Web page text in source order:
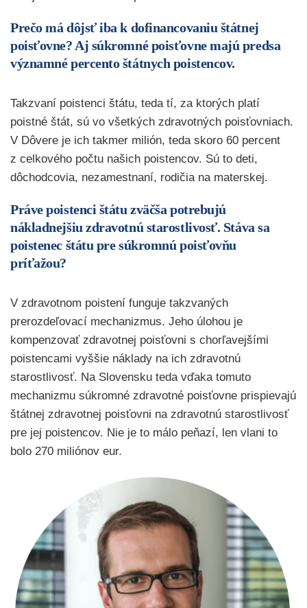
Prečo má dôjsť iba k dofinancovaniu štátnej
poisťovne? Aj súkromné poisťovne majú predsa
významné percento štátnych poistencov.
Takzvaní poistenci štátu, teda tí, za ktorých platí
poistné štát, sú vo všetkých zdravotných poisťovniach.
V Dôvere je ich takmer milión, teda skoro 60 percent
z celkového počtu našich poistencov. Sú to deti,
dôchodcovia, nezamestnaní, rodičia na materskej.
Práve poistenci štátu zväčša potrebujú
nákladnejšiu zdravotnú starostlivosť. Stáva sa
poistenec štátu pre súkromnú poisťovňu
príťažou?
V zdravotnom poistení funguje takzvaných
prerozdeľovací mechanizmus. Jeho úlohou je
kompenzovať zdravotnej poisťovni s chorľavejšími
poistencami vyššie náklady na ich zdravotnú
starostlivosť. Na Slovensku teda vďaka tomuto
mechanizmu súkromné zdravotné poisťovne prispievajú
štátnej zdravotnej poisťovni na zdravotnú starostlivosť
pre jej poistencov. Nie je to málo peňazí, len vlani to
bolo 270 miliónov eur.